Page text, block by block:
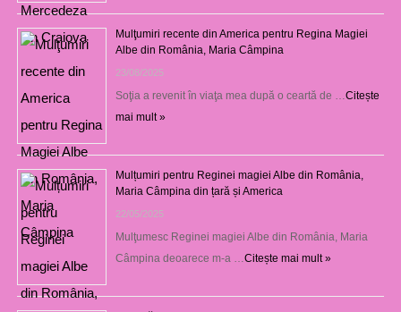
Mulţumiri recente din America pentru Regina Magiei
Albe din România, Maria Câmpina
23/08/2025
Soţia a revenit în viaţa mea după o ceartă de … Citește
mai mult »
Mulțumiri pentru Reginei magiei Albe din România,
Maria Câmpina din țară și America
22/05/2025
Mulţumesc Reginei magiei Albe din România, Maria
Câmpina deoarece m-a … Citește mai mult »